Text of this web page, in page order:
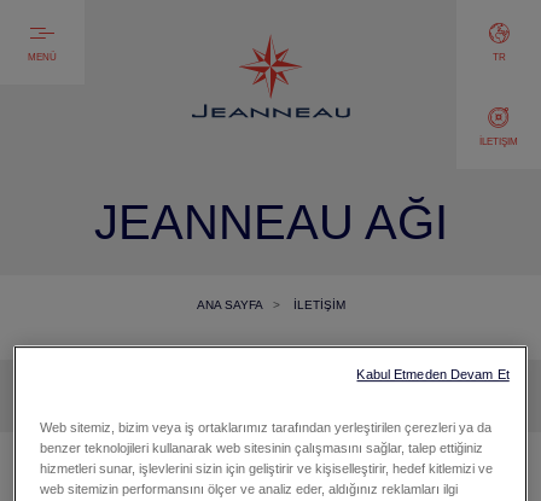
MENÜ
İLETIŞIM
TR
JEANNEAU AĞI
ANA SAYFA İLETIŞIM
Web sitemiz, bizim veya iş ortaklarımız tarafından yerleştirilen çerezleri ya da
benzer teknolojileri kullanarak web sitesinin çalışmasını sağlar, talep ettiğiniz
hizmetleri sunar, işlevlerini sizin için geliştirir ve kişiselleştirir, hedef kitlemizi ve
web sitemizin performansını ölçer ve analiz eder, aldığınız reklamları ilgi
Kabul Etmeden Devam Et